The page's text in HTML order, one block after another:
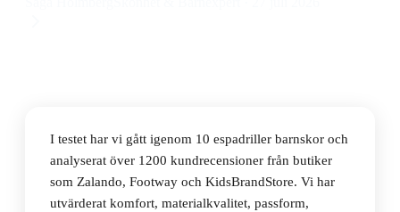
I testet har vi gått igenom 10 espadriller barnskor och
analyserat över 1200 kundrecensioner från butiker
som Zalando, Footway och KidsBrandStore. Vi har
utvärderat komfort, materialkvalitet, passform,